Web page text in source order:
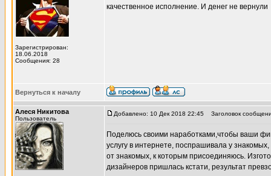
Зарегистрирован:
18.06.2018
Сообщения: 28
качественное исполнение. И денег не вернули
Вернуться к началу
Алеся Никитова
Пользователь
Добавлено: 10 Дек 2018 22:45 Заголовок
Поделюсь своими наработками,чтобы ваши
услугу в интернете, поспрашивала у
от знакомых, к которым присоединяюсь.
дизайнеров пришлась кстати, результат